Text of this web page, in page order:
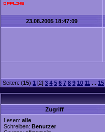
23.08.2005 18:47:09
Seiten: (15) 1 [2] 3 4 5 6 7 8 9 10 11 15
Zugriff
Lesen: alle
Schreiben: Benutzer